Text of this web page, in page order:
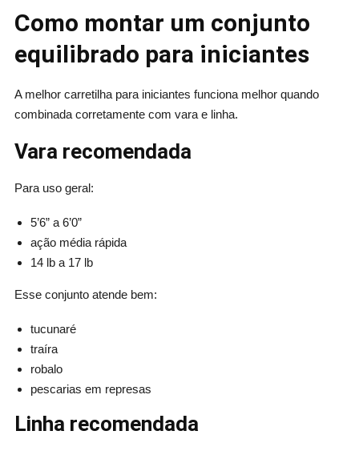
Como montar um conjunto
equilibrado para iniciantes
A melhor carretilha para iniciantes funciona melhor quando
combinada corretamente com vara e linha.
Vara recomendada
Para uso geral:
5’6” a 6’0”
ação média rápida
14 lb a 17 lb
Esse conjunto atende bem:
tucunaré
traíra
robalo
pescarias em represas
Linha recomendada